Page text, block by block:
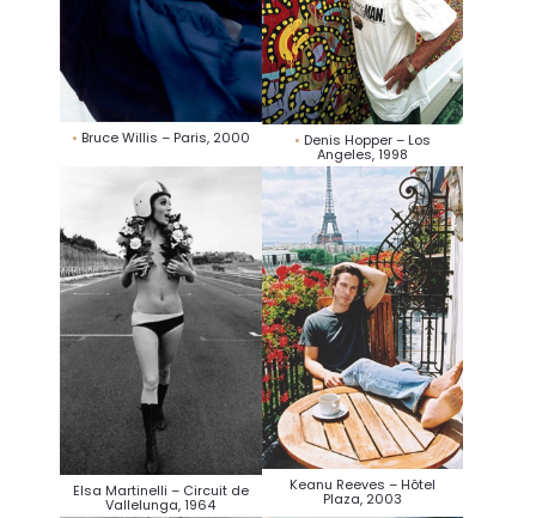
Bruce Willis – Paris, 2000 Denis Hopper – Los
Angeles, 1998
Elsa Martinelli – Circuit de
Vallelunga, 1964
Keanu Reeves – Hôtel
Plaza, 2003